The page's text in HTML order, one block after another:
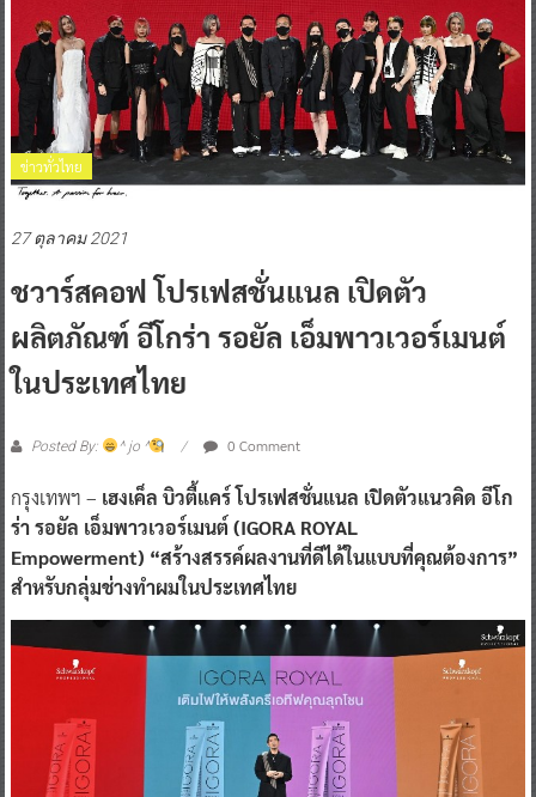
ข่าวทั่วไทย
27 ตุลาคม 2021
ชวาร์สคอฟ โปรเฟสชั่นแนล เปิดตัว
ผลิตภัณฑ์ อีโกร่า รอยัล เอ็มพาวเวอร์เมนต์
ในประเทศไทย
Posted By: ^ jo ^ 0 Comment
กรุงเทพฯ – เฮงเค็ล บิวตี้แคร์ โปรเฟสชั่นแนล เปิดตัวแนวคิด อีโก
ร่า รอยัล เอ็มพาวเวอร์เมนต์ (IGORA ROYAL
Empowerment) “สร้างสรรค์ผลงานที่ดีได้ในแบบที่คุณต้องการ”
สำหรับกลุ่มช่างทำผมในประเทศไทย